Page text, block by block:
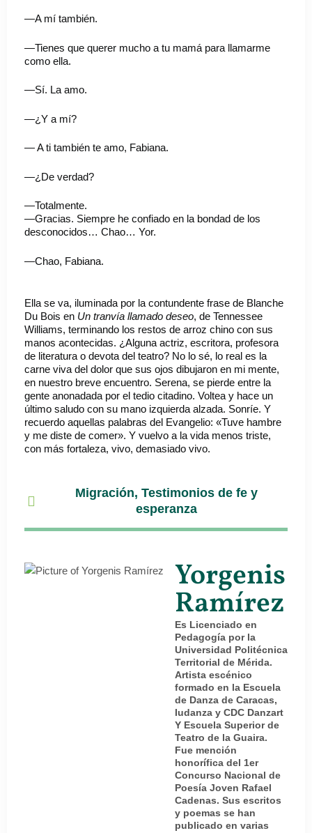
—A mí también.
—Tienes que querer mucho a tu mamá para llamarme
como ella.
—Sí. La amo.
—¿Y a mí?
— A ti también te amo, Fabiana.
—¿De verdad?
—Totalmente.
—Gracias. Siempre he confiado en la bondad de los
desconocidos… Chao… Yor.
—Chao, Fabiana.
Ella se va, iluminada por la contundente frase de Blanche
Du Bois en Un tranvía llamado deseo, de Tennessee
Williams, terminando los restos de arroz chino con sus
manos acontecidas. ¿Alguna actriz, escritora, profesora
de literatura o devota del teatro? No lo sé, lo real es la
carne viva del dolor que sus ojos dibujaron en mi mente,
en nuestro breve encuentro. Serena, se pierde entre la
gente anonadada por el tedio citadino. Voltea y hace un
último saludo con su mano izquierda alzada. Sonríe. Y
recuerdo aquellas palabras del Evangelio: «Tuve hambre
y me diste de comer». Y vuelvo a la vida menos triste,
con más fortaleza, vivo, demasiado vivo.
Migración, Testimonios de fe y
esperanza
Yorgenis
Ramírez
Es Licenciado en
Pedagogía por la
Universidad Politécnica
Territorial de Mérida.
Artista escénico
formado en la Escuela
de Danza de Caracas,
Iudanza y CDC Danzart
Y Escuela Superior de
Teatro de la Guaira.
Fue mención
honorífica del 1er
Concurso Nacional de
Poesía Joven Rafael
Cadenas. Sus escritos
y poemas se han
publicado en varias